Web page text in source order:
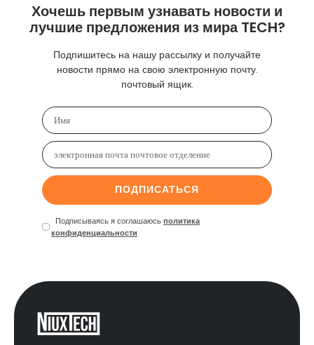
Хочешь первым узнавать новости и
лучшие предложения из мира TECH?
Подпишитесь на нашу рассылку и получайте
новости прямо на свою электронную почту.
почтовый ящик.
ПОДПИСАТЬСЯ
Подписываясь я соглашаюсь политика
конфиденциальности